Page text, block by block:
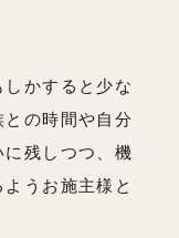
い合わせ
情報
あるご質問
かすると少な
の時間や自分
残しつつ、機
うお施主様と